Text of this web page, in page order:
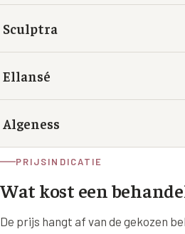
Sculptra
Ellansé
Algeness
PRIJSINDICATIE
Wat kost een
De prijs hangt af van de gekozen